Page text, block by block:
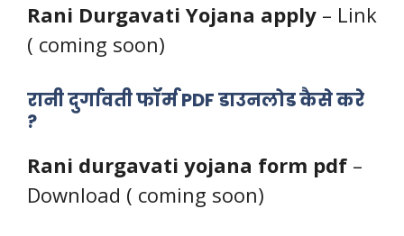
Rani Durgavati Yojana apply – Link
( coming soon)
रानी दुर्गावती फॉर्म PDF डाउनलोड कैसे करे
?
Rani durgavati yojana form pdf –
Download ( coming soon)